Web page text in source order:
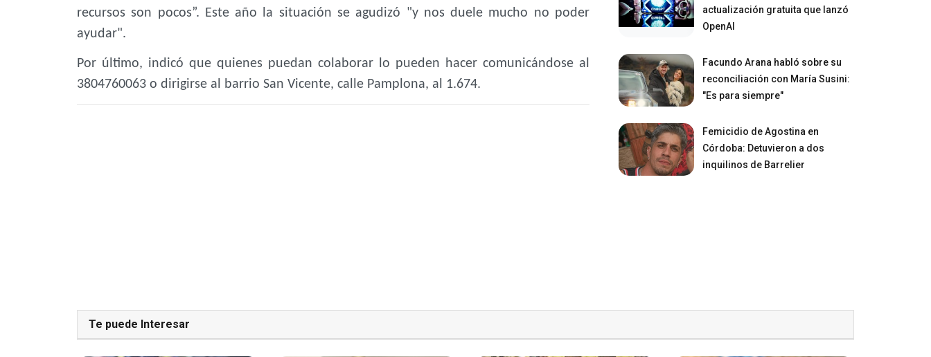
recursos son pocos”. Este año la situación se agudizó "y nos duele mucho no poder
ayudar".
Por último, indicó que quienes puedan colaborar lo pueden hacer comunicándose al
3804760063 o dirigirse al barrio San Vicente, calle Pamplona, al 1.674.
actualización gratuita que lanzó
OpenAI
Facundo Arana habló sobre su
reconciliación con María Susini:
"Es para siempre"
Femicidio de Agostina en
Córdoba: Detuvieron a dos
inquilinos de Barrelier
Te puede Interesar